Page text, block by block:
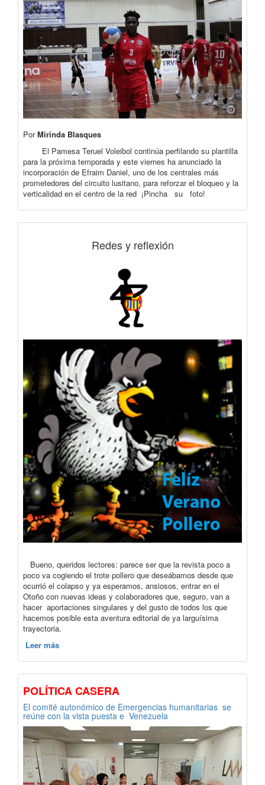
PorMirinda Blasques
El Pamesa Teruel Voleibol continúa perfilando su plantilla
para la próxima temporada y este viernes ha anunciado la
incorporación de Efraim Daniel, uno de los centrales más
prometedores del circuito lusitano, para reforzar el bloqueo y la
verticalidad en el centro de la red ¡Pincha su foto!
Redes y reflexión
Bueno, queridos lectores: parece ser que la revista poco a
poco va cogiendo el trote pollero que deseábamos desde que
ocurrió el colapso y ya esperamos, ansiosos, entrar en el
Otoño con nuevas ideas y colaboradores que, seguro, van a
hacer aportaciones singulares y del gusto de todos los que
hacemos posible esta aventura editorial de ya larguísima
trayectoria.
Leer más
POLÍTICA CASERA
El comité autonómico de Emergencias humanitarias se
reúne con la vista puesta e Venezuela